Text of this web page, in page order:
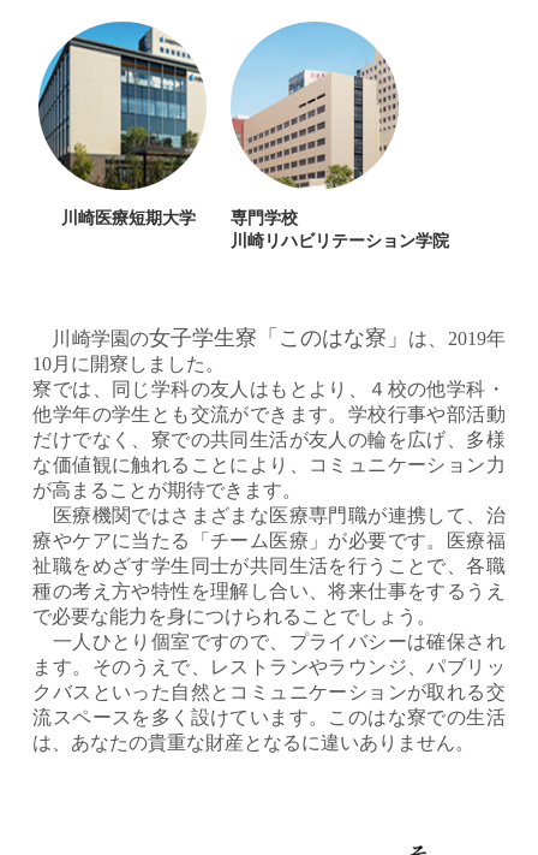
川崎医療短期大学
専門学校
川崎リハビリテーション学院
川崎学園の女子学生寮「このはな寮」
は、2019年
10月に開寮しました。
寮では、同じ学科の友人はもとより、４校の他学科・
他学年の学生とも交流ができます。学校行事や部活動
だけでなく、寮での共同生活が友人の輪を広げ、多様
な価値観に触れることにより、コミュニケーション力
が高まることが期待できます。
医療機関ではさまざまな医療専門職が連携して、治
療やケアに当たる「チーム医療」が必要です。医療福
祉職をめざす学生同士が共同生活を行うことで、各職
種の考え方や特性を理解し合い、将来仕事をするうえ
で必要な能力を身につけられることでしょう。
一人ひとり個室ですので、プライバシーは確保され
ます。そのうえで、レストランやラウンジ、パブリッ
クバスといった自然とコミュニケーションが取れる交
流スペースを多く設けています。このはな寮での生活
は、あなたの貴重な財産となるに違いありません。